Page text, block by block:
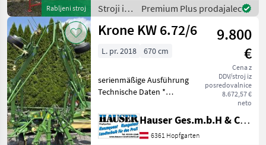
Rabljeni stroj
3,
Stroji in
oprema
za žetev
spravilo
Premium Plus prodajalec
Krone KW 6.72/6
9.800
€
Cena z
DDV/stroj iz
posredovalnice
8.672,57 €
neto
L. pr. 2018 670 cm
serienmäßige Ausführung
Technische Daten *
Dreipunktanbau
Arbeitsbreite 6.700 mm
Transportbreite ca. 2.900
Hauser Ges.m.b.H & Co.KG
6361 Hopfgarten